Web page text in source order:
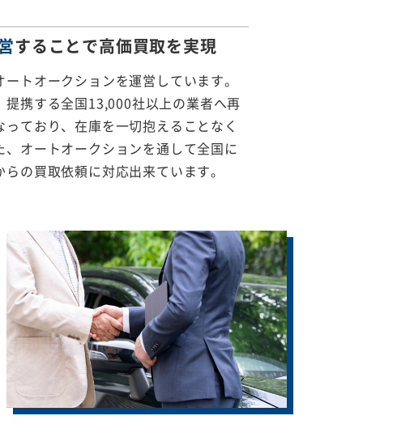
することで高価買取を実現
トオークションを運営しています。
携する全国13,000社以上の業者へ再
ており、在庫を一切抱えることなく
オートオークションを通して全国に
の買取依頼に対応出来ています。